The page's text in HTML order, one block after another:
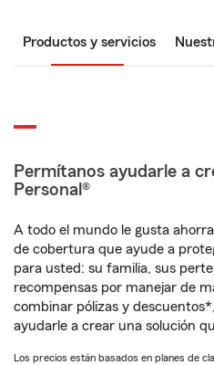
Productos y servicios
Permítanos ayudarle a
Personal®
A todo el mundo le gusta
de cobertura que ayude a
para usted: su familia, sus
recompensas por manejar de
combinar pólizas y
ayudarle a crear una solución
Los precios están basados en planes de